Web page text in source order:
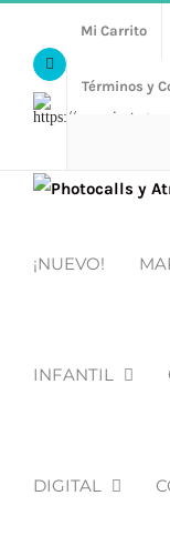
contenidoFacebook
Https://
Mi Carrito
Términos y
¡NUEVO!
INFANTIL
DIGITAL